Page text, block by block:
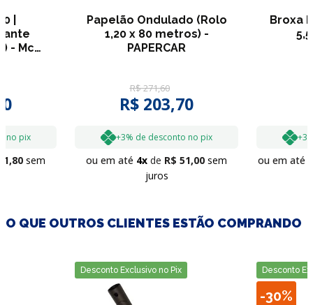
|
- Mc
no pix
,80 sem
Papelão Ondulado (Rolo
1,20 x 80 metros) -
PAPERCAR
R$271,60
R$ 203,70
+3% de desconto no pix
ou em até 4 R$ 51,00 sem
juros
Broxa
ou em até
O QUE OUTROS CLIENTES ESTÃO COMPRANDO
Desconto Exclusivo no Pix Desconto
-30%